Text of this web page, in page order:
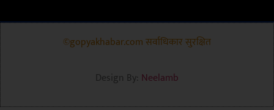
©gopyakhabar.com सर्वाधिकार सुरक्षित
Design By: Neelamb